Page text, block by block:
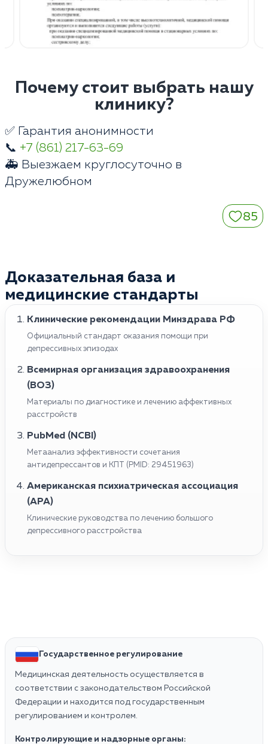
Почему стоит выбрать нашу
клинику?
✅ Гарантия анонимности
📞 +7 (861) 217-63-69
🚑 Выезжаем круглосуточно в
Дружелюбном
85
Доказательная база и
медицинские стандарты
Клинические рекомендации Минздрава РФ
Официальный стандарт оказания помощи при
депрессивных эпизодах
Всемирная организация здравоохранения
(ВОЗ)
Материалы по диагностике и лечению аффективных
расстройств
PubMed (NCBI)
Метаанализ эффективности сочетания
антидепрессантов и КПТ (PMID: 29451963)
Американская психиатрическая ассоциация
(APA)
Клинические руководства по лечению большого
депрессивного расстройства
Государственное регулирование
Медицинская деятельность осуществляется в
соответствии с законодательством Российской
Федерации и находится под государственным
регулированием и контролем.
Контролирующие и надзорные органы: